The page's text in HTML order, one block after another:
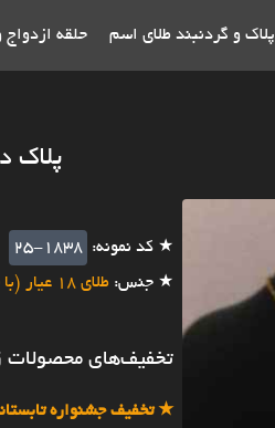
پلاک و گردنبند طلای اسم حلقه ازدواج
پلاک
★ کد نمونه: 25-1838
★ جنس: طلای 18 عیار (با حک کد طلای 18 عیار پشت کار)
تخفیف‌های محصولات
★تخفیف جشنواره تابستانه